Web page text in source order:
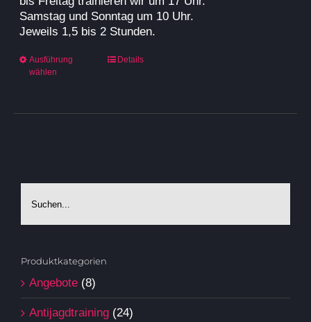
Samstag und Sonntag um 10 Uhr.
Jeweils 1,5 bis 2 Stunden.
Ausführung
wählen
Dieses
können
Produktseite
Details
Produktkategorien
Angebote (8)
Antijagdtraining (24)